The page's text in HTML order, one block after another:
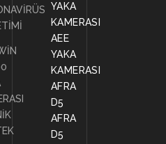
YAKA
KAMERASI
AEE
YAKA
KAMERASI
AFRA
D5
AFRA
D5